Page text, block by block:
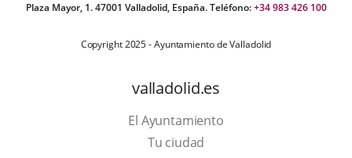
Plaza Mayor, 1. 47001 Valladolid, España. Teléfono:+34 983 426 100
Copyright 2025 - Ayuntamiento de Valladolid
valladolid.es
El Ayuntamiento
Tu ciudad